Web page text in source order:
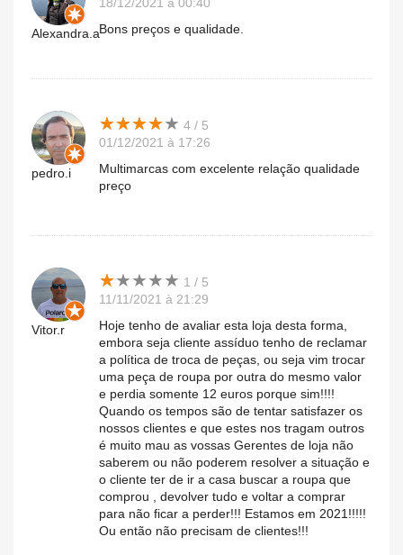
Alexandra.aBons preços e qualidade.
pedro.i
★★★★★
★★★★★ 4 / 5
01/12/2021 à 17:26
Multimarcas com excelente relação qualidade
preço
Vitor.r
★★★★★
★★★★★ 1 / 5
11/11/2021 à 21:29
Hoje tenho de avaliar esta loja desta forma,
embora seja cliente assíduo tenho de reclamar
a política de troca de peças, ou seja vim trocar
uma peça de roupa por outra do mesmo valor
e perdia somente 12 euros porque sim!!!!
Quando os tempos são de tentar satisfazer os
nossos clientes e que estes nos tragam outros
é muito mau as vossas Gerentes de loja não
saberem ou não poderem resolver a situação e
o cliente ter de ir a casa buscar a roupa que
comprou , devolver tudo e voltar a comprar
para não ficar a perder!!! Estamos em 2021!!!!!
Ou então não precisam de clientes!!!